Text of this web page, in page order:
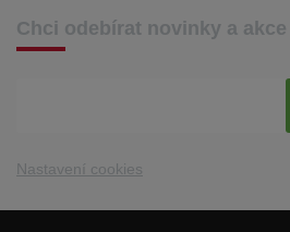
Chci odebírat novinky a akce
Nastavení cookies